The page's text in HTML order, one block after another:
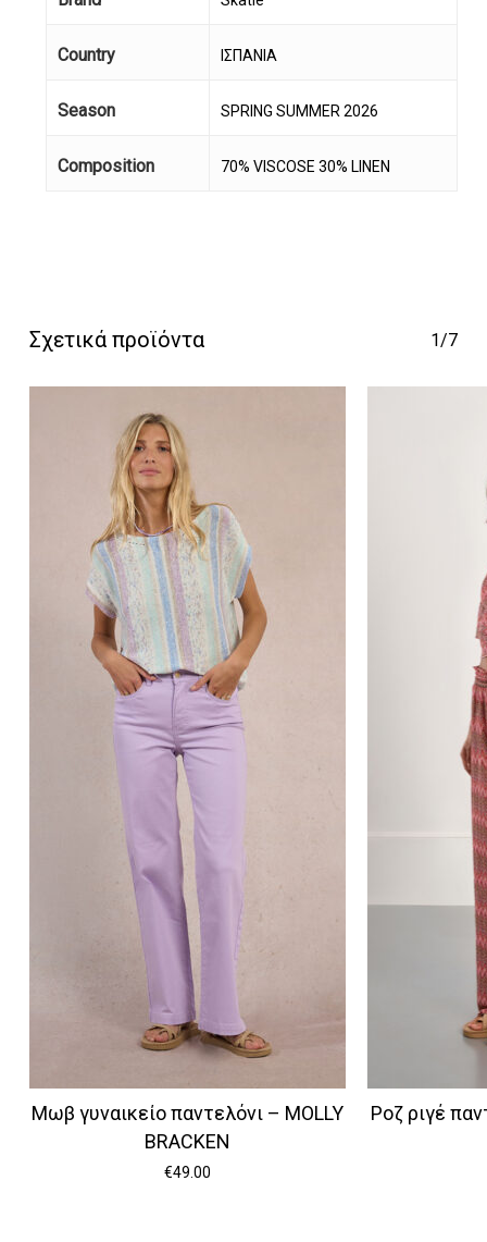
Country ΙΣΠΑΝΙΑ
Season SPRING SUMMER 2026
Composition 70% VISCOSE 30% LINEN
Σχετικά προϊόντα 1/7
Μωβ γυναικείο παντελόνι – MOLLY
BRACKEN
€49.00
Ροζ ριγέ